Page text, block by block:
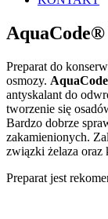
AquaCode®
Preparat do
osmozy.
antyskalant do
tworzenie się
Bardzo dobrze
zakamienionych.
związki żelaza oraz
Preparat jest